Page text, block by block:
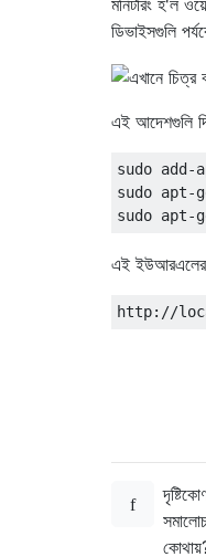
ডিভাইসগুলি
এই আদেশগুলি
sudo add-
sudo apt-
এই ইউআরএলের